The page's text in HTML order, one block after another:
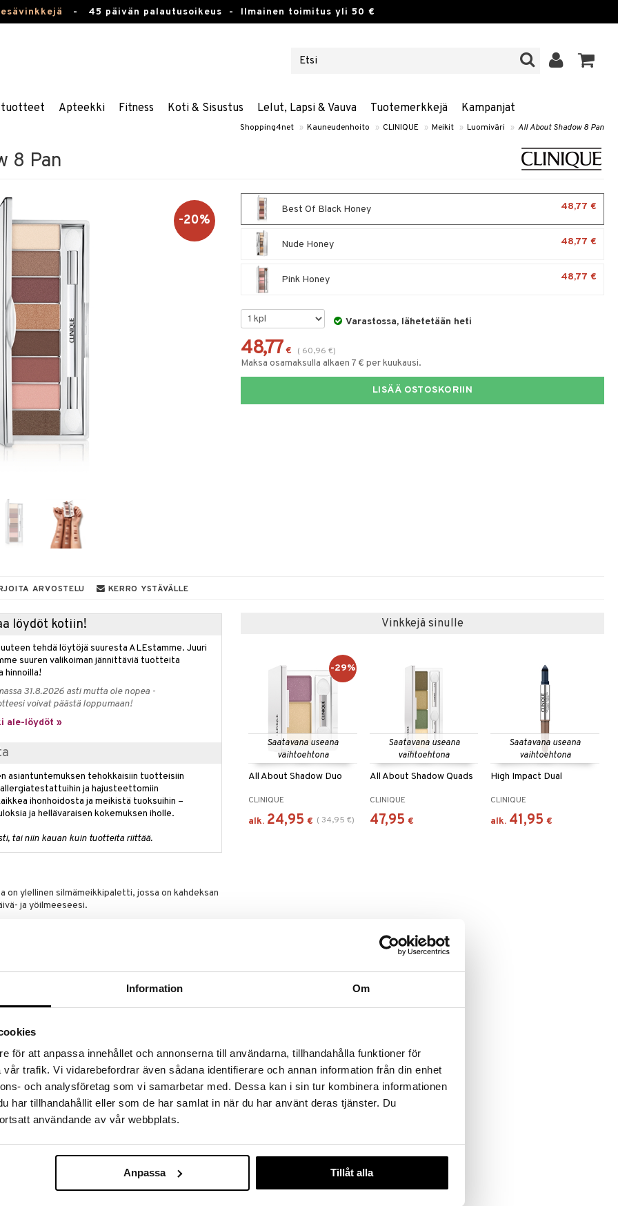
Information Om
för att anpassa innehållet och annonserna till användarna, tillhandahålla funktioner för
trafik. Vi vidarebefordrar även sådana identifierare och annan information från din enhet
och analysföretag som vi samarbetar med. Dessa kan i sin tur kombinera informationen
har tillhandahållit eller som de har samlat in när du har använt deras tjänster. Du
användande av vår webbplats.
Anpassa Tillåt alla
- 45 päivän palautusoikeus - Ilmainen toimitus yli 50 €
Apteekki Fitness Koti & Sisustus Lelut, Lapsi & Vauva Tuotemerkkejä Kampanjat
Shopping4net » Kauneudenhoito » CLINIQUE » Meikit » Luomiväri » All About Shadow 8 Pan
8 Pan
-20%
Best Of Black Honey 48,77 €
Nude Honey 48,77 €
Pink Honey 48,77 €
Varastossa, lähetetään heti
48,77 € ( 60,96 €)
Maksa osamaksulla alkaen 7 € per kuukausi.
LISÄÄ OSTOSKORIIN
ARVOSTELU KERRO YSTÄVÄLLE
löydöt kotiin!
tehdä löytöjä suuresta ALEstamme. Juuri
suuren valikoiman jännittäviä tuotteita
hinnoilla!
31.8.2026 asti mutta ole nopea -
voivat päästä loppumaan!
ale-löydöt »
asiantuntemuksen tehokkaisiin tuotteisiin
ja hajusteettomiin
ihonhoidosta ja meikistä tuoksuihin –
ja hellävaraisen kokemuksen iholle.
tai niin kauan kuin tuotteita riittää.
on ylellinen silmämeikkipaletti, jossa on kahdeksan
ja yöilmeeseesi.
ja yhdistellä. Sopii kaikille ihonsävyille luoden
syvyyttä ja ulottuvuutta yöksi.
Isostearyl Neopentanoate,
Stearoyl Stearate, Hdi/Trimethylol
Glycol, Alumina, Synthetic Fluorphlogopite, Tin
77288), Ferric Ammonium Ferrocyanide (Ci
Manganese Violet (Ci 77742), Ultramarines (Ci
Vinkkejä sinulle
Saatavana useana
vaihtoehtona
All About Shadow Duo
CLINIQUE
alk. 24,95 € ( 34,95 €)
-29%
Saatavana useana
vaihtoehtona
All About Shadow Quads
CLINIQUE
47,95 €
Saatavana useana
vaihtoehtona
High Impact Dual
CLINIQUE
alk. 41,95 €